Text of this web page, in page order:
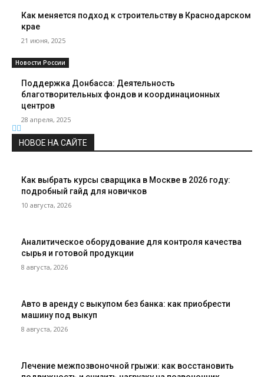
Как меняется подход к строительству в Краснодарском
крае
21 июня, 2025
Новости России
Поддержка Донбасса: Деятельность
благотворительных фондов и координационных
центров
28 апреля, 2025
НОВОЕ НА САЙТЕ
Как выбрать курсы сварщика в Москве в 2026 году:
подробный гайд для новичков
10 августа, 2026
Аналитическое оборудование для контроля качества
сырья и готовой продукции
8 августа, 2026
Авто в аренду с выкупом без банка: как приобрести
машину под выкуп
8 августа, 2026
Лечение межпозвоночной грыжи: как восстановить